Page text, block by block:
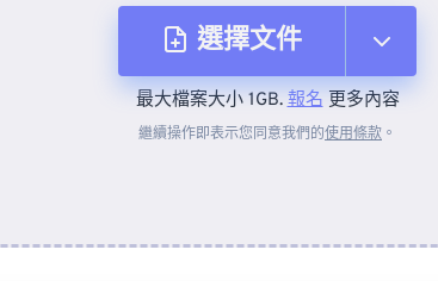
選擇文件
來自裝置
最大檔案大小 1GB.報名更多內容
繼續操作即表示您同意我們的使用條款 。